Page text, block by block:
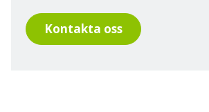
Kontakta oss